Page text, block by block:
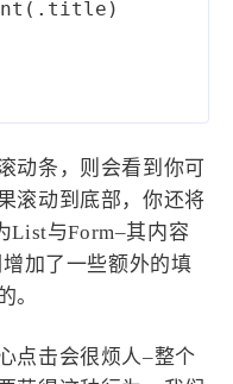
动条，则会看到你可
滚动到底部，你还将
List与Form–其内容
加了一些额外的填
。
点击会很烦人–整个